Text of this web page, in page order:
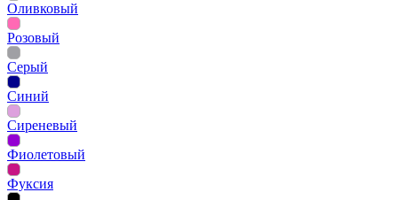
Оливковый
Розовый
Серый
Синий
Сиреневый
Фиолетовый
Фуксия